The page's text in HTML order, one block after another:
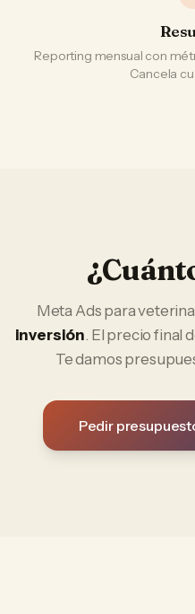
Reporting mensual con
Cancela
Meta Ads para
inversión. El precio final
Te damos
Pedir